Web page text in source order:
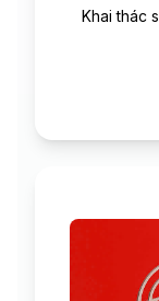
Khai thác